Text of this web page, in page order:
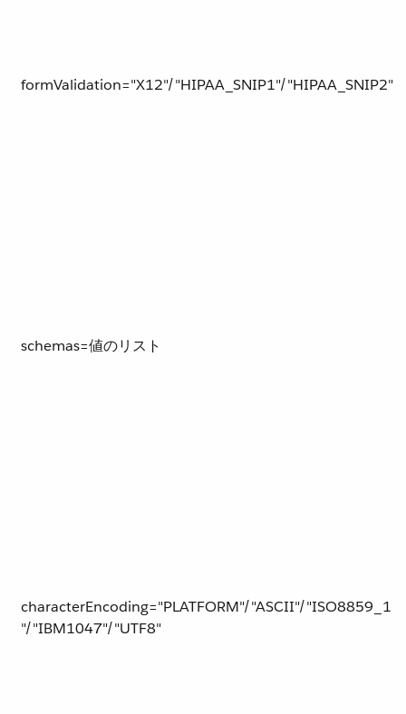
formValidation="X12"/"​HIPAA_SNIP1​"/"​HIPAA_SNIP2​"
schemas=値のリスト
characterEncoding="PLATFORM"/"ASCII"/"​ISO8859_1​
"/"IBM1047"/"UTF8"